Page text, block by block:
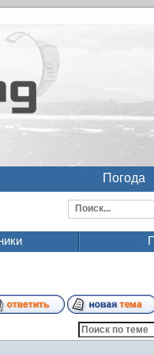
Погода